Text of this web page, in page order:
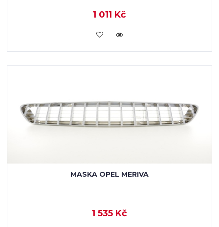
1 011 Kč
KOUPIT
MASKA OPEL MERIVA
1 535 Kč